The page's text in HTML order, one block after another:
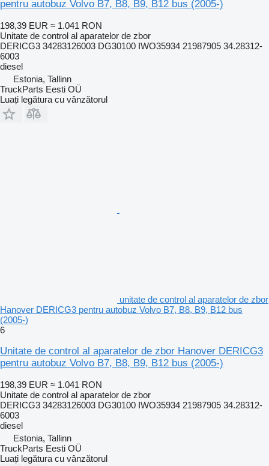
pentru autobuz Volvo B7, B8, B9, B12 bus (2005-)
198,39 EUR ≈ 1.041 RON
Unitate de control al aparatelor de zbor
DERICG3 34283126003 DG30100 IWO35934 21987905 34.28312-
6003
diesel
Estonia, Tallinn
TruckParts Eesti OÜ
Luați legătura cu vânzătorul
unitate de control al aparatelor de zbor
Hanover DERICG3 pentru autobuz Volvo B7, B8, B9, B12 bus
(2005-)
6
Unitate de control al aparatelor de zbor Hanover DERICG3
pentru autobuz Volvo B7, B8, B9, B12 bus (2005-)
198,39 EUR ≈ 1.041 RON
Unitate de control al aparatelor de zbor
DERICG3 34283126003 DG30100 IWO35934 21987905 34.28312-
6003
diesel
Estonia, Tallinn
TruckParts Eesti OÜ
Luați legătura cu vânzătorul